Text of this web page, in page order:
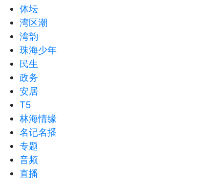
体坛
湾区潮
湾韵
珠海少年
民生
政务
安居
T5
林海情缘
名记名播
专题
音频
直播